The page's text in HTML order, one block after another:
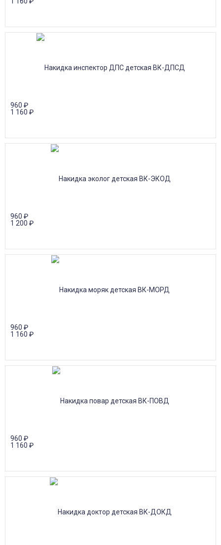
960 ₽
1 160 ₽
960 ₽
1 200 ₽
960 ₽
1 160 ₽
960 ₽
1 160 ₽